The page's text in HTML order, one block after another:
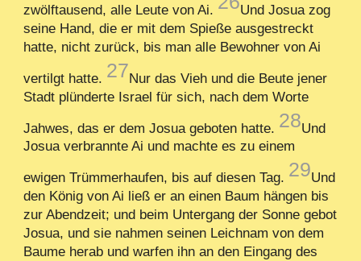
zwölftausend, alle Leute von Ai.
Und Josua zog
seine Hand, die er mit dem Spieße ausgestreckt
hatte, nicht zurück, bis man alle Bewohner von Ai
vertilgt hatte. 27Nur das Vieh und die Beute jener
Stadt plünderte Israel für sich, nach dem Worte
Jahwes, das er dem Josua geboten hatte. 28Und
Josua verbrannte Ai und machte es zu einem
ewigen Trümmerhaufen, bis auf diesen Tag. 29Und
den König von Ai ließ er an einen Baum hängen bis
zur Abendzeit; und beim Untergang der Sonne gebot
Josua, und sie nahmen seinen Leichnam von dem
Baume herab und warfen ihn an den Eingang des